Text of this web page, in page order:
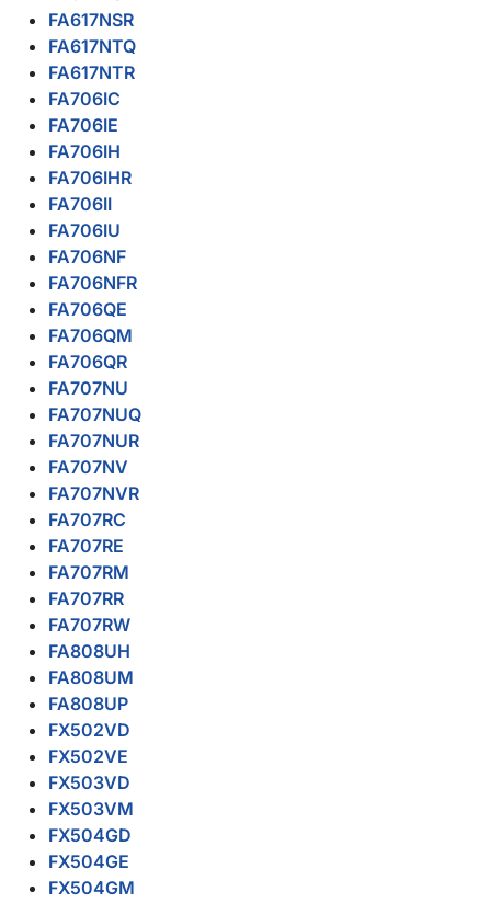
FA617NSR
FA617NTQ
FA617NTR
FA706IC
FA706IE
FA706IH
FA706IHR
FA706II
FA706IU
FA706NF
FA706NFR
FA706QE
FA706QM
FA706QR
FA707NU
FA707NUQ
FA707NUR
FA707NV
FA707NVR
FA707RC
FA707RE
FA707RM
FA707RR
FA707RW
FA808UH
FA808UM
FA808UP
FX502VD
FX502VE
FX503VD
FX503VM
FX504GD
FX504GE
FX504GM